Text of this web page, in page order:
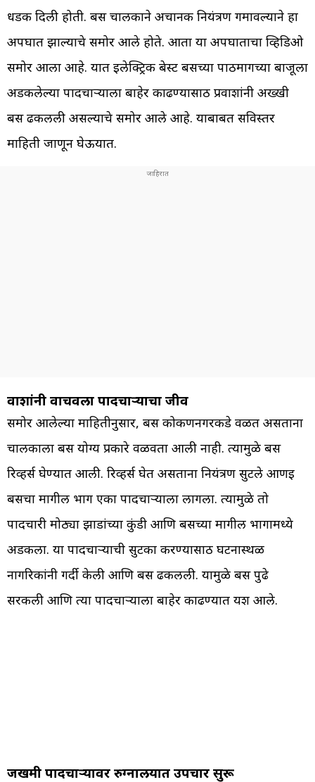
धडक दिली होती. बस चालकाने अचानक नियंत्रण गमावल्याने हा
अपघात झाल्याचे समोर आले होते. आता या अपघाताचा व्हिडिओ
समोर आला आहे. यात इलेक्ट्रिक बेस्ट बसच्या पाठीमागच्या बाजूला
अडकलेल्या पादचाऱ्याला बाहेर काढण्यासाठी प्रवाशांनी अख्खी
बस ढकलली असल्याचे समोर आले आहे. याबाबत सविस्तर
माहिती जाणून घेऊयात.
प्रवाशांनी वाचवला पादचाऱ्याचा जीव
समोर आलेल्या माहितीनुसार, बस कोकणनगरकडे वळत असताना
चालकाला बस योग्य प्रकारे वळवता आली नाही. त्यामुळे बस
रिव्हर्स घेण्यात आली. रिव्हर्स घेत असताना नियंत्रण सुटले आणइ
बसचा मागील भाग एका पादचाऱ्याला लागला. त्यामुळे तो
पादचारी मोठ्या झाडांच्या कुंडी आणि बसच्या मागील भागामध्ये
अडकला. या पादचाऱ्याची सुटका करण्यासाठी घटनास्थळी
नागरिकांनी गर्दी केली आणि बस ढकलली. यामुळे बस पुढे
सरकली आणि त्या पादचाऱ्याला बाहेर काढण्यात यश आले.
जखमी पादचाऱ्यावर रुग्नालयात उपचार सुरू